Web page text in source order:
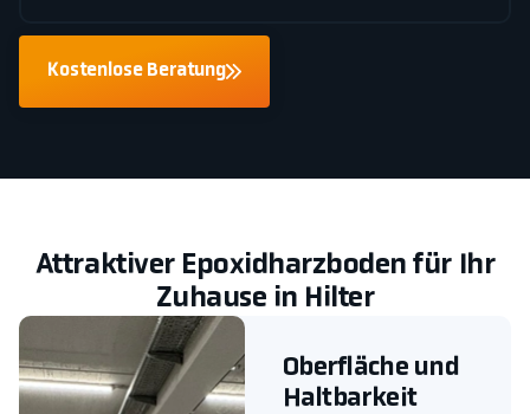
Kostenlose Beratung
Attraktiver Epoxidharzboden für Ihr
Zuhause in Hilter
Oberfläche und
Haltbarkeit